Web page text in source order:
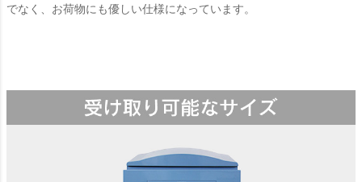
でなく、お荷物にも優しい仕様になっています。